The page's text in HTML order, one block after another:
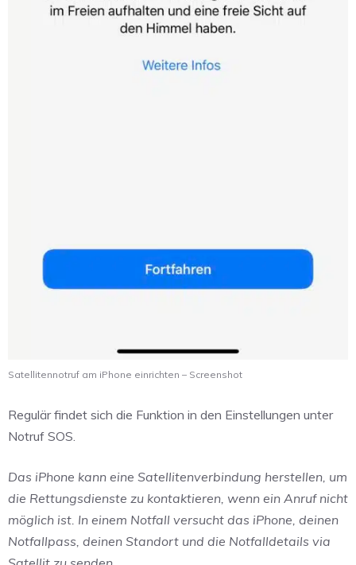
Satellitennotruf am iPhone einrichten – Screenshot
Regulär findet sich die Funktion in den Einstellungen unter
Notruf SOS.
Das iPhone kann eine Satellitenverbindung herstellen, um
die Rettungsdienste zu kontaktieren, wenn ein Anruf nicht
möglich ist. In einem Notfall versucht das iPhone, deinen
Notfallpass, deinen Standort und die Notfalldetails via